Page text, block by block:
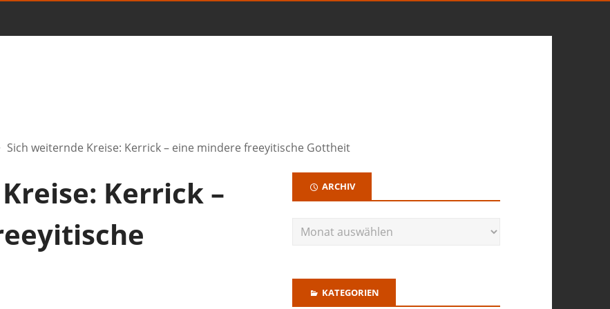
Sich weiternde Kreise: Kerrick – eine mindere freeyitische Gottheit
Kerrick –
ARCHIV
KATEGORIEN